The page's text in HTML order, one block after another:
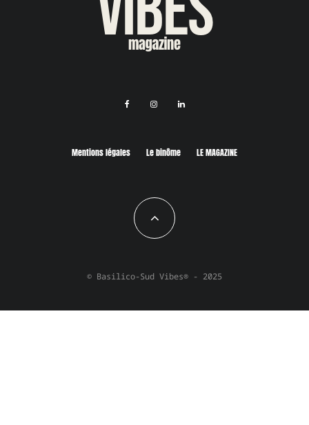
Mentions légales Le binôme LE MAGAZINE
© Basilico-Sud Vibes® - 2025